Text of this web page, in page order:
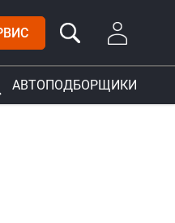
АВТОПОДБОРЩИКИ